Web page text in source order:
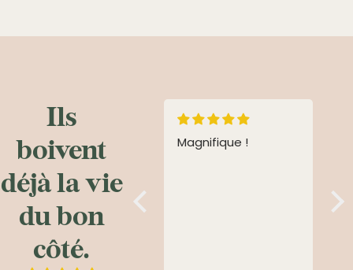
Ils
boivent
déjà la vie
du bon
côté.
Top
Excellent en apéro
autant qu’en
digestif. Bref une
bouteille obligatoire
au frigo
Magnifique !